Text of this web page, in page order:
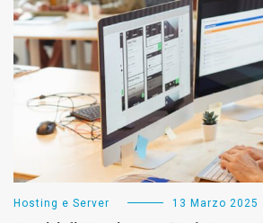
Hosting e Server 13 Marzo 2025